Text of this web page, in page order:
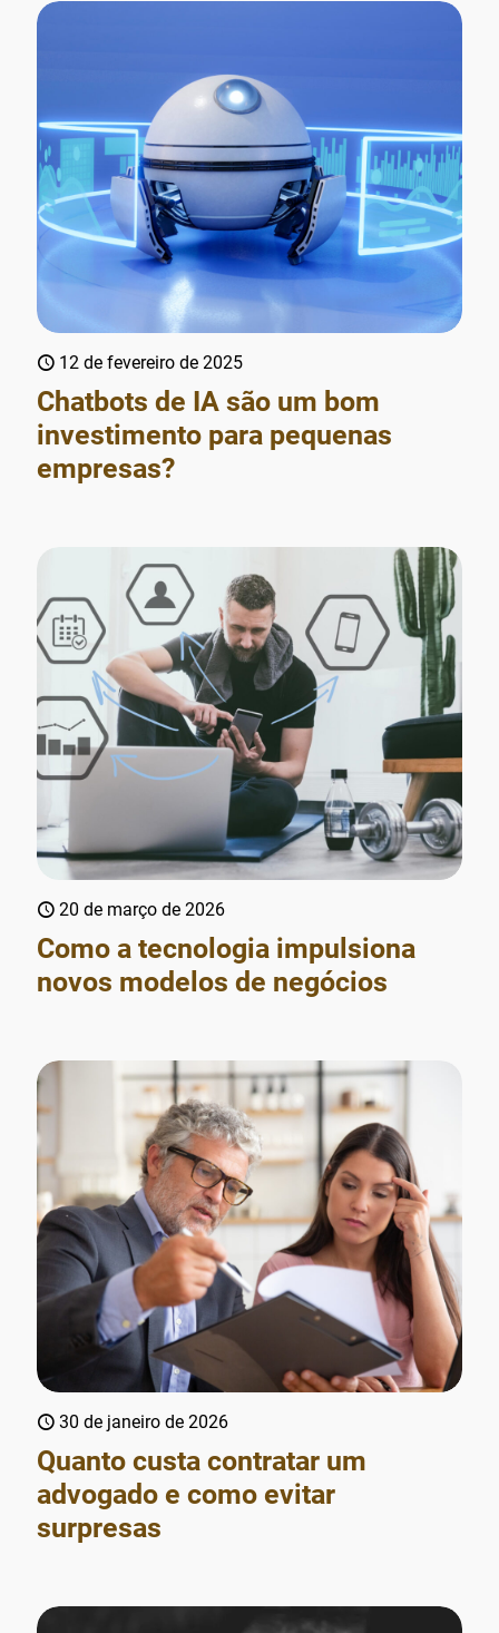
12 de fevereiro de 2025
Chatbots de IA são um bom
investimento para pequenas
empresas?
20 de março de 2026
Como a tecnologia impulsiona
novos modelos de negócios
30 de janeiro de 2026
Quanto custa contratar um
advogado e como evitar
surpresas